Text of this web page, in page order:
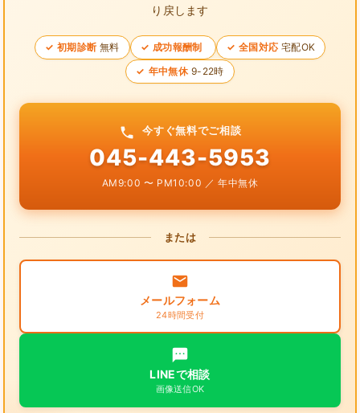
り戻します
初期診断 無料 成功報酬制 全国対応 宅配OK
年中無休 9-22時
今すぐ無料でご相談
045-443-5953
AM9:00 〜 PM10:00 ／ 年中無休
または
メールフォーム
24時間受付
LINEで相談
画像送信OK